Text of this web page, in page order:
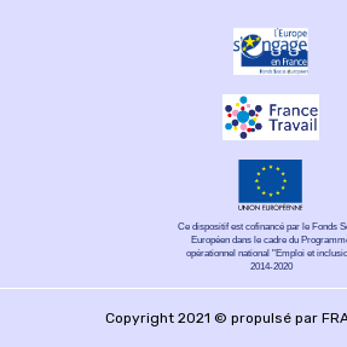
Ce dispositif est cofinancé par le Fonds
Européen dans le cadre du
opérationnel national "Emploi et
2014-2020
Copyright 2021 © propulsé par